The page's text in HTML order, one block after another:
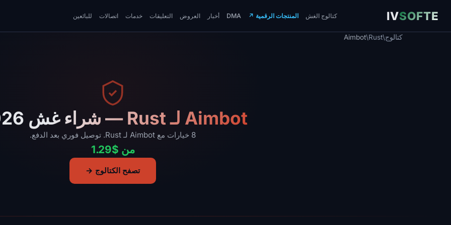
IVSOFTE كتالوج الغش المنتجات الرقمية ↗
DMA أخبار العروض التعليقات خدمات اتصالات للبائعين
كتالوج/
Rust
/
Aimbot
Aimbot لـ Rust — شراء غش 2026
8 خيارات مع Aimbot لـ Rust. توصيل فوري بعد الدفع.
من $1.29
تصفح الكتالوج →